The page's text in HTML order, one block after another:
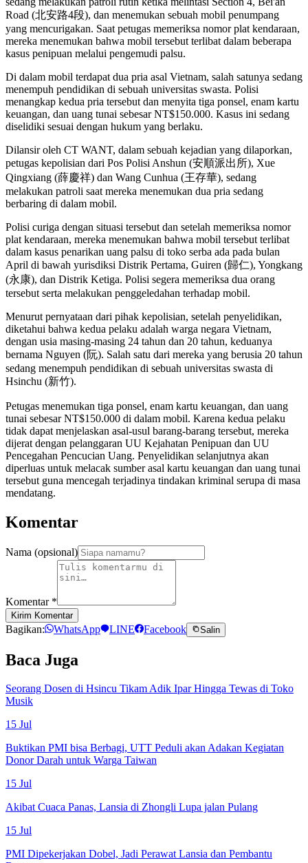
Road (北安路4段), dan menemukan sebuah mobil penumpang
yang mencurigakan. Saat petugas memeriksa nomor plat kendaraan,
mereka menemukan bahwa mobil tersebut terlibat dalam beberapa
kasus penipuan melalui pengemudi palsu.
Di dalam mobil terdapat dua pria asal Vietnam, salah satunya sedang
menempuh pendidikan di sebuah universitas swasta. Polisi
menangkap kedua pria tersebut dan menyita tiga ponsel, enam kartu
keuangan, dan uang tunai sebesar NT$150.000. Kasus ini sedang
diselidiki sesuai dengan hukum yang berlaku.
Dilansir oleh CT WANT, dalam sebuah kejadian yang dilaporkan,
petugas kepolisian dari Pos Polisi Anshun (安順派出所), Xue
Qingxiang (薛慶祥) dan Wang Cunhua (王存華), sedang
melakukan patroli saat mereka menemukan dua pria sedang
berbaring di dalam mobil.
Polisi curiga dengan situasi tersebut dan setelah memeriksa nomor
plat kendaraan, mereka menemukan bahwa mobil tersebut terlibat
dalam kasus penarikan uang palsu di toko serba ada pada bulan
April di bawah yurisdiksi Distrik Pertama, Guiren (歸仁), Yongkang
(永康), dan Distrik Ketiga. Polisi segera memeriksa dua orang
tersebut serta melakukan penggeledahan terhadap mobil.
Menurut pernyataan dari pihak kepolisian, setelah penyelidikan,
diketahui bahwa kedua pelaku adalah warga negara Vietnam,
dengan usia masing-masing 24 tahun dan 20 tahun, keduanya
bernama Nguyen (阮). Salah satu dari mereka yang berusia 20 tahun
sedang menempuh pendidikan di sebuah universitas swasta di
Hsinchu (新竹).
Petugas menemukan tiga ponsel, enam kartu keuangan, dan uang
tunai sebesar NT$150.000 di dalam mobil. Karena kedua pelaku
tidak dapat menjelaskan asal-usul barang-barang tersebut, mereka
dijerat dengan pelanggaran UU Kejahatan Penipuan dan UU
Pencegahan Pencucian Uang. Penyelidikan selanjutnya akan
diperluas untuk melacak sumber asal kartu keuangan dan uang tunai
tersebut guna mencegah terjadinya tindakan kriminal serupa di masa
mendatang.
Komentar
Nama (opsional)
Komentar *
Kirim Komentar
Bagikan: WhatsApp LINE Facebook Salin
Baca Juga
Seorang Dosen di Hsincu Tikam Adik Ipar Hingga Tewas di Toko
Musik
15 Jul
Buktikan PMI bisa Berbagi, UTT Peduli akan Adakan Kegiatan
Donor Darah untuk Warga Taiwan
15 Jul
Akibat Cuaca Panas, Lansia di Zhongli Lupa jalan Pulang
15 Jul
PMI Dipekerjakan Dobel, Jadi Perawat Lansia dan Pembantu